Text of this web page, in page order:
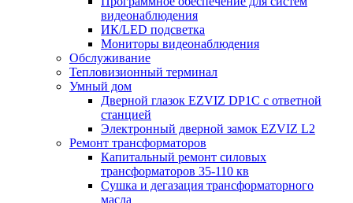
видеонаблюдения
ИК/LED подсветка
Мониторы видеонаблюдения
Обслуживание
Тепловизионный терминал
Умный дом
Дверной глазок EZVIZ DP1C с ответной
станцией
Электронный дверной замок EZVIZ L2
Ремонт трансформаторов
Капитальный ремонт силовых
трансформаторов 35-110 кв
Сушка и дегазация трансформаторного
масла